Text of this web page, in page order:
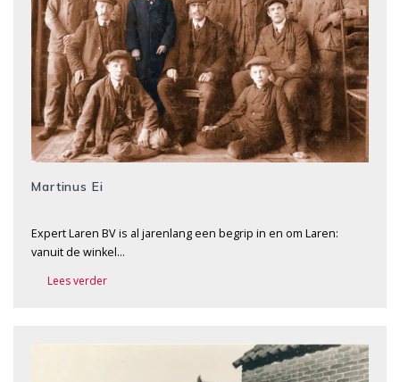
Martinus Ei
Expert Laren BV is al jarenlang een begrip in en om ­Laren:
vanuit de winkel…
Lees verder